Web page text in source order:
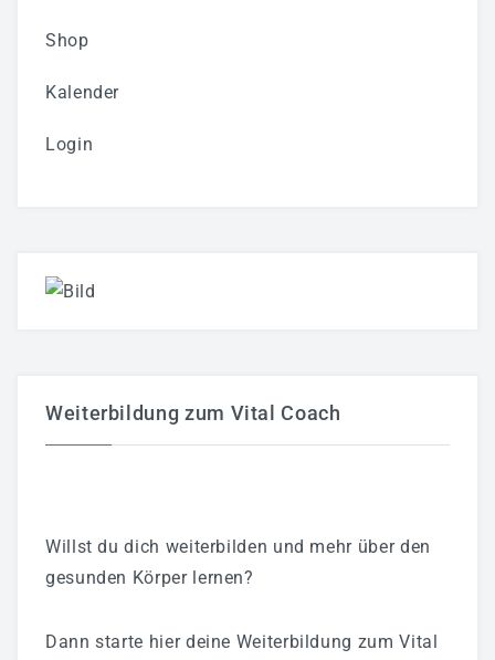
Shop
Kalender
Login
Weiterbildung zum Vital Coach
Willst du dich weiterbilden und mehr über den
gesunden Körper lernen?
Dann starte hier deine Weiterbildung zum Vital